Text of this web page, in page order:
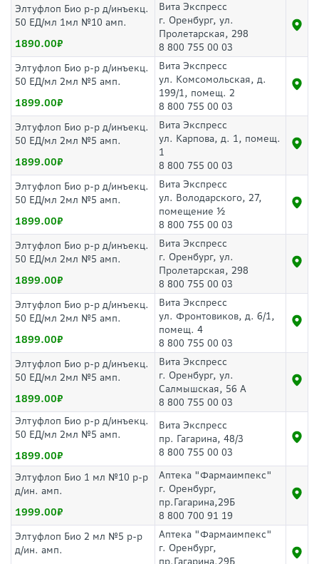
Элтуфлоп Био р-р д/инъекц.
50 ЕД/мл 1мл №10 амп.
1890.00
Вита Экспресс
г. Оренбург, ул.
Пролетарская, 298
8 800 755 00 03
Элтуфлоп Био р-р д/инъекц.
50 ЕД/мл 2мл №5 амп.
1899.00
Вита Экспресс
ул. Комсомольская, д.
199/1, помещ. 2
8 800 755 00 03
Элтуфлоп Био р-р д/инъекц.
50 ЕД/мл 2мл №5 амп.
1899.00
Вита Экспресс
ул. Карпова, д. 1, помещ.
1
8 800 755 00 03
Элтуфлоп Био р-р д/инъекц.
50 ЕД/мл 2мл №5 амп.
1899.00
Вита Экспресс
ул. Володарского, 27,
помещение ½
8 800 755 00 03
Элтуфлоп Био р-р д/инъекц.
50 ЕД/мл 2мл №5 амп.
1899.00
Вита Экспресс
г. Оренбург, ул.
Пролетарская, 298
8 800 755 00 03
Элтуфлоп Био р-р д/инъекц.
50 ЕД/мл 2мл №5 амп.
1899.00
Вита Экспресс
ул. Фронтовиков, д. 6/1,
помещ. 4
8 800 755 00 03
Элтуфлоп Био р-р д/инъекц.
50 ЕД/мл 2мл №5 амп.
1899.00
Вита Экспресс
г. Оренбург, ул.
Салмышская, 56 А
8 800 755 00 03
Элтуфлоп Био р-р д/инъекц.
50 ЕД/мл 2мл №5 амп.
1899.00
Вита Экспресс
пр. Гагарина, 48/3
8 800 755 00 03
Элтуфлоп Био 1 мл №10 р-р
д/ин. амп.
1999.00
Аптека "Фармаимпекс"
г. Оренбург,
пр.Гагарина,29Б
8 800 700 91 19
Элтуфлоп Био 2 мл №5 р-р
д/ин. амп.
Аптека "Фармаимпекс"
г. Оренбург,
пр.Гагарина,29Б